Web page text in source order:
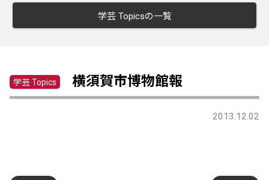
学芸 Topicsの一覧
学芸 Topics 横須賀市博物館報
2013.12.02